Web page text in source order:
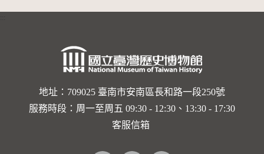
的依戀—
勒大地之
歌]【對
世界與生
命的依戀
地址：709025 臺南市安南區長和路一段250號
服務時段：周一至周五 09:30 - 12:30、13:30 - 17:30
客服信箱